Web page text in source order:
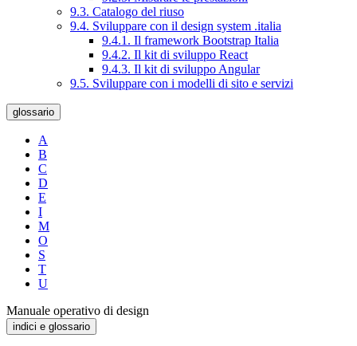
9.3. Catalogo del riuso
9.4. Sviluppare con il design system .italia
9.4.1. Il framework Bootstrap Italia
9.4.2. Il kit di sviluppo React
9.4.3. Il kit di sviluppo Angular
9.5. Sviluppare con i modelli di sito e servizi
glossario
A
B
C
D
E
I
M
O
S
T
U
Manuale operativo di design
indici e glossario